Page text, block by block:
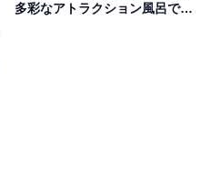
多彩なアトラクション風呂でリ